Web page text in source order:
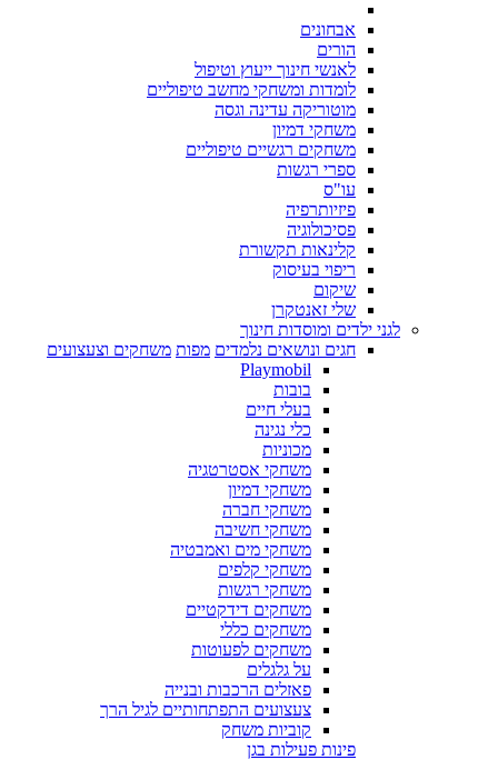
אבחונים
הורים
לאנשי חינוך ייעוץ וטיפול
לומדות ומשחקי מחשב טיפוליים
מוטוריקה עדינה וגסה
משחקי דמיון
משחקים רגשיים טיפוליים
ספרי רגשות
עו"ס
פיזיותרפיה
פסיכולוגיה
קלינאות תקשורת
ריפוי בעיסוק
שיקום
שלי זאנטקרן
לגני ילדים ומוסדות חינוך
חגים ונושאים נלמדים מפות משחקים וצעצועים
Playmobil
בובות
בעלי חיים
כלי נגינה
מכוניות
משחקי אסטרטגיה
משחקי דמיון
משחקי חברה
משחקי חשיבה
משחקי מים ואמבטיה
משחקי קלפים
משחקי רגשות
משחקים דידקטיים
משחקים כללי
משחקים לפעוטות
על גלגלים
פאזלים הרכבות ובנייה
צעצועים התפתחותיים לגיל הרך
קוביות משחק
פינות פעילות בגן